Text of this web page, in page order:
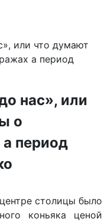
или что думают
а период
нас», или
о
период
столицы было
коньяка ценой